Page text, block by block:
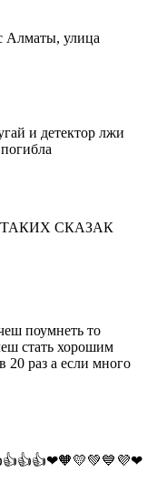
Алматы, улица
и детектор лжи
СКАЗАК
поумнеть то
стать хорошим
20 раз а если много